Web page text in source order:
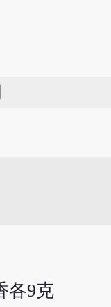
各9克